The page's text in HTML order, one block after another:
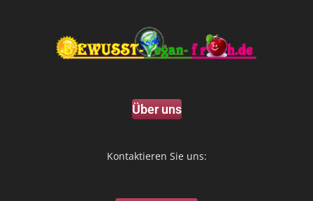
Über uns
Kontaktieren Sie uns: